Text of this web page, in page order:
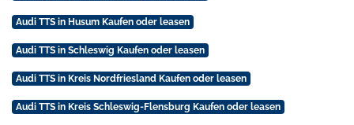
Audi TTS in Husum Kaufen oder leasen
Audi TTS in Schleswig Kaufen oder leasen
Audi TTS in Kreis Nordfriesland Kaufen oder leasen
Audi TTS in Kreis Schleswig-Flensburg Kaufen oder leasen